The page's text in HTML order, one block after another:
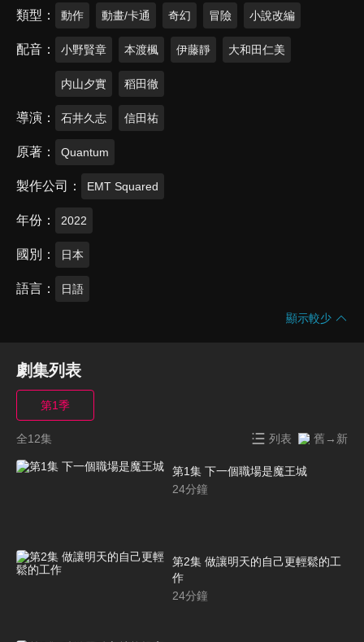
類型 動作 動畫/卡通 奇幻 冒險 小說改編
配音 小野賢章 本渡楓 伊藤靜 大和田仁美
内山夕實 稻田徹
導演 石井久志 信田祐
原著 Quantum
製作公司 EMT Squared
年份 2022
國別 日本
語言 日語
顯示較少
劇集列表
第1季
全12集 列表 舊→新
第1集 下一個職場是魔王城
24分鐘
第2集 做讓明天的自己更輕鬆的工
作
24分鐘